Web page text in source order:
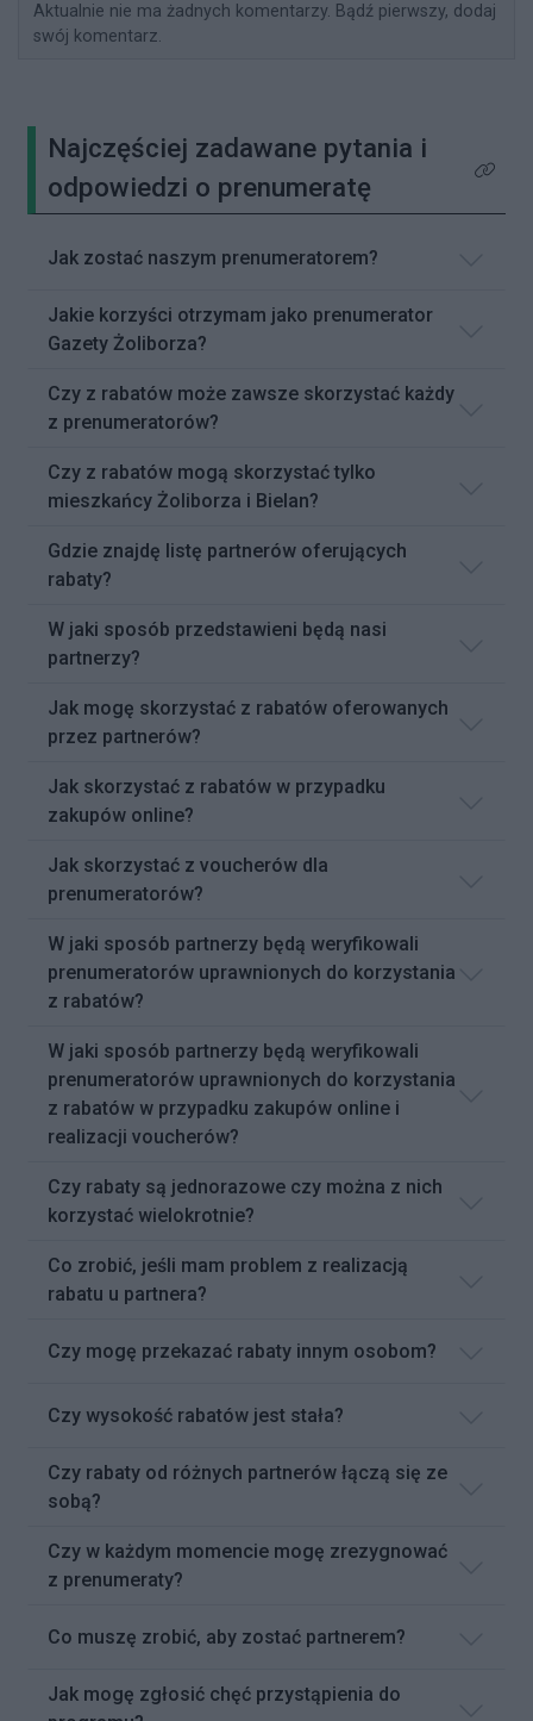
Aktualnie nie ma żadnych komentarzy. Bądź pierwszy, dodaj
swój komentarz.
Najczęściej zadawane pytania i
odpowiedzi o prenumeratę
Kliknij
Jak zostać naszym prenumeratorem?
Jakie korzyści otrzymam jako prenumerator
Gazety Żoliborza?
Czy z rabatów może zawsze skorzystać każdy
z prenumeratorów?
Czy z rabatów mogą skorzystać tylko
mieszkańcy Żoliborza i Bielan?
Gdzie znajdę listę partnerów oferujących
rabaty?
W jaki sposób przedstawieni będą nasi
partnerzy?
Jak mogę skorzystać z rabatów oferowanych
przez partnerów?
Jak skorzystać z rabatów w przypadku
zakupów online?
Jak skorzystać z voucherów dla
prenumeratorów?
W jaki sposób partnerzy będą weryfikowali
prenumeratorów uprawnionych do korzystania
z rabatów?
W jaki sposób partnerzy będą weryfikowali
prenumeratorów uprawnionych do korzystania
z rabatów w przypadku zakupów online i
realizacji voucherów?
Czy rabaty są jednorazowe czy można z nich
korzystać wielokrotnie?
Co zrobić, jeśli mam problem z realizacją
rabatu u partnera?
Czy mogę przekazać rabaty innym osobom?
Czy wysokość rabatów jest stała?
Czy rabaty od różnych partnerów łączą się ze
sobą?
Czy w każdym momencie mogę zrezygnować
z prenumeraty?
Co muszę zrobić, aby zostać partnerem?
Jak mogę zgłosić chęć przystąpienia do